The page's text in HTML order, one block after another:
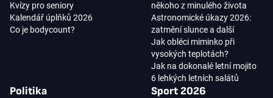
Kvízy pro seniory
Kalendář úplňků 2026
Co je bodycount?
někoho z minulého života
Astronomické úkazy 2026:
zatmění slunce a další
Jak obléci miminko při
vysokých teplotách?
Jak na dokonalé letní mojito
6 lehkých letních salátů
Politika Sport 2026